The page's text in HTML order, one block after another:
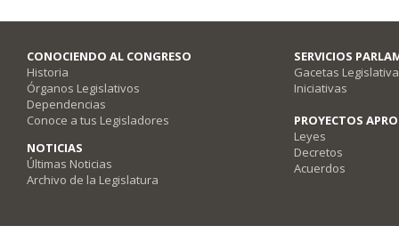
CONOCIENDO AL CONGRESO
Historia
Órganos Legislativos
Dependencias
Conoce a tus Legisladores
NOTICIAS
Últimas Noticias
Archivo de la Legislatura
SERVICIOS
Gacetas
Iniciativas
PROYECTOS
Leyes
Decretos
Acuerdos